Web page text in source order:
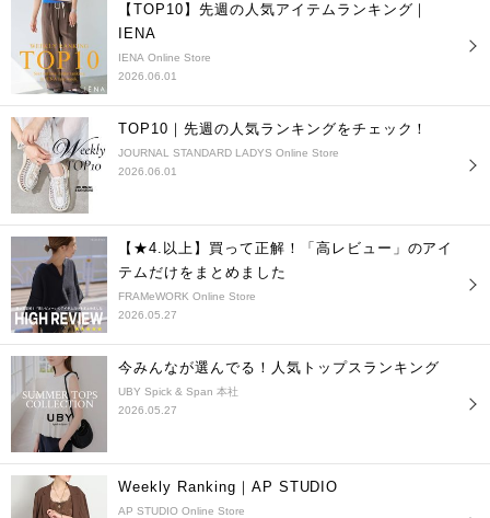
【TOP10】先週の人気アイテムランキング｜
IENA
IENA Online Store
2026.06.01
TOP10｜先週の人気ランキングをチェック！
JOURNAL STANDARD LADYS Online Store
2026.06.01
【★4.以上】買って正解！「高レビュー」のアイ
テムだけをまとめました
FRAMeWORK Online Store
2026.05.27
今みんなが選んでる！人気トップスランキング
UBY Spick & Span 本社
2026.05.27
Weekly Ranking｜AP STUDIO
AP STUDIO Online Store